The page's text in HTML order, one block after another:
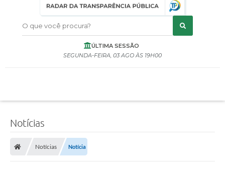
O que você procura?
ÚLTIMA SESSÃO
SEGUNDA-FEIRA 03 AGO 19H00
Notícias
Notícias Notícia